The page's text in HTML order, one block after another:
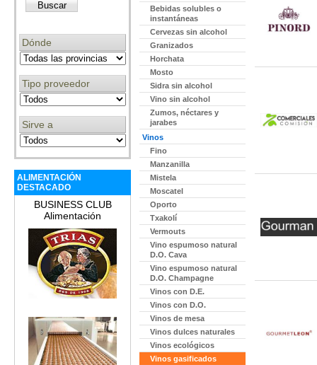
Dónde
Tipo proveedor
Sirve a
ALIMENTACIÓN
DESTACADO
BUSINESS CLUB
Alimentación
Bebidas solubles o
instantáneas
Cervezas sin alcohol
Granizados
Horchata
Mosto
Sidra sin alcohol
Vino sin alcohol
Zumos, néctares y
jarabes
Vinos
Fino
Manzanilla
Mistela
Moscatel
Oporto
Txakolí
Vermouts
Vino espumoso natural
D.O. Cava
Vino espumoso natural
D.O. Champagne
Vinos con D.E.
Vinos con D.O.
Vinos de mesa
Vinos dulces naturales
Vinos ecológicos
Vinos gasificados